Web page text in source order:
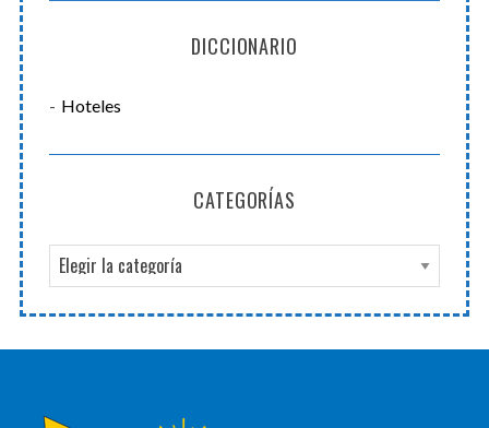
DICCIONARIO
Hoteles
CATEGORÍAS
a
t
e
o